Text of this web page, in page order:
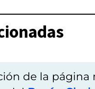
de la página